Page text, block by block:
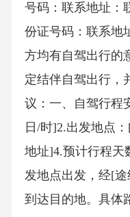
号码：联系地址：
份证号码：联系地
方均有自驾出行的
定结伴自驾出行，
议：一、自驾行程
日/时]2.出发地点
地址]4.预计行程天
发地点出发，经[
到达目的地。具体